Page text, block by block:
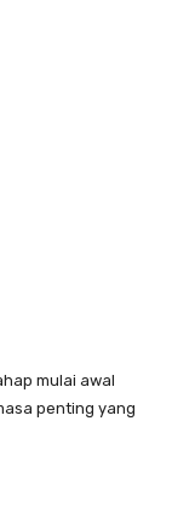
mulai awal
penting yang